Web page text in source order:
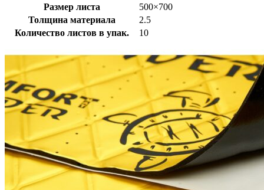
Размер листа
500×700
Толщина материала
2.5
Количество листов в упак.
10